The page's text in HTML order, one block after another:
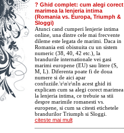
? Ghid complet: cum alegi corect
marimea la lenjeria intima
(Romania vs. Europa, Triumph &
Sloggi)
Atunci cand cumperi lenjerie intima
online, una dintre cele mai frecvente
dileme este legata de marimi. Daca in
Romania esti obisnuita cu un sistem
numeric (38, 40, 42 etc.), la
brandurile internationale vei gasi
marimi europene (EU) sau litere (S,
M, L). Diferenta poate fi de doua
numere si de aici apar
confuziile.\r\n\r\nIn acest ghid iti
explicam cum sa alegi corect marimea
la lenjeria intima, ce trebuie sa stii
despre marimile romanesti vs.
europene, si cum sa citesti etichetele
brandurilor Triumph si Sloggi.
citeste mai mult